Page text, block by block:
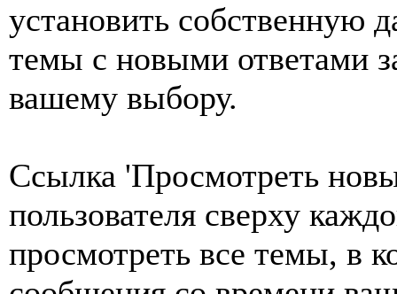
установить собственную
темы с новыми ответами
вашему выбору.
Ссылка 'Просмотреть
пользователя сверху
просмотреть все темы, в